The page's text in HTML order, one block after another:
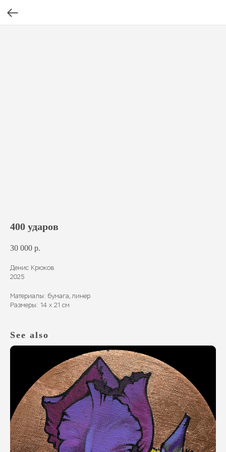
400 ударов
30 000 р.
Денис Крюков
2025
Материалы: бумага, линер
Размеры: 14 х 21 см
See also